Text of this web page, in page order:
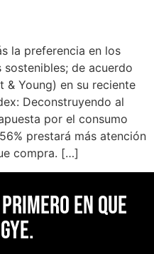
la preferencia en los
de acuerdo
& Young) en su reciente
Deconstruyendo al
por el consumo
prestará más atención
compra. […]
en Que